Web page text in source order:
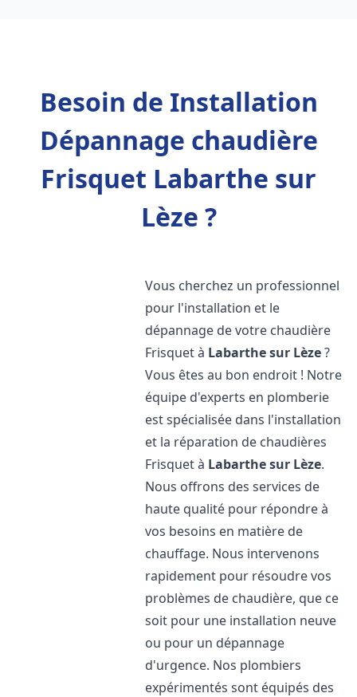
Besoin de Installation
Dépannage chaudière
Frisquet Labarthe sur
Lèze ?
Vous cherchez un professionnel
pour l'installation et le
dépannage de votre chaudière
Frisquet à Labarthe sur Lèze?
Vous êtes au bon endroit ! Notre
équipe d'experts en plomberie
est spécialisée dans l'installation
et la réparation de chaudières
Frisquet à Labarthe sur Lèze.
Nous offrons des services de
haute qualité pour répondre à
vos besoins en matière de
chauffage. Nous intervenons
rapidement pour résoudre vos
problèmes de chaudière, que ce
soit pour une installation neuve
ou pour un dépannage
d'urgence. Nos plombiers
expérimentés sont équipés des